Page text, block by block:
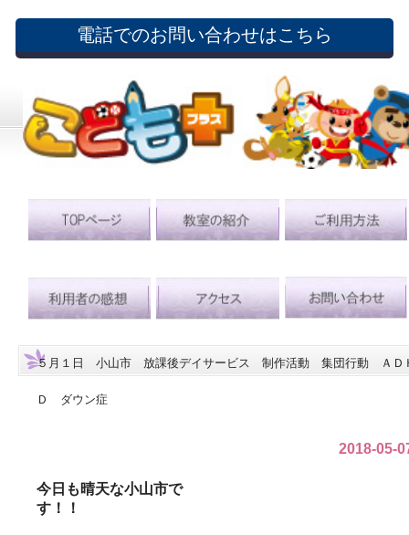
電話でのお問い合わせはこちら
５月１日 小山市 放課後デイサービス 制作活動 集団行動 ＡＤ
Ｄ ダウン症
2018-05-
今日も晴天な小山市で
す！